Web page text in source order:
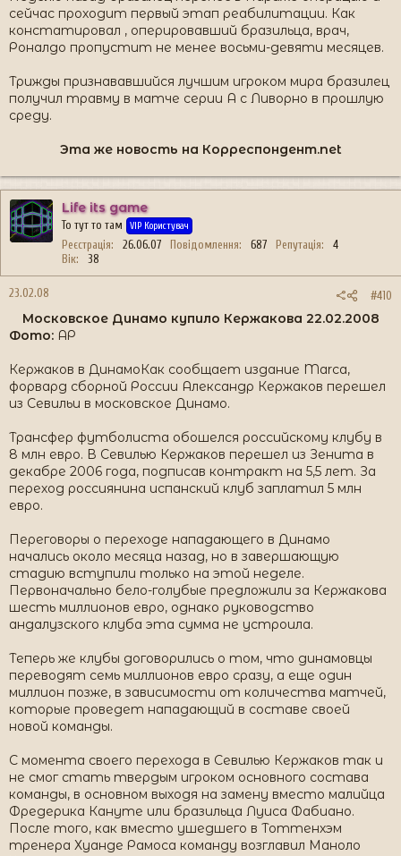
сейчас проходит первый этап реабилитации. Как
констатировал , оперировавший бразильца, врач,
Роналдо пропустит не менее восьми-девяти месяцев.
Трижды признававшийся лучшим игроком мира бразилец
получил травму в матче серии А с Ливорно в прошлую
среду.
Эта же новость на Корреспондент.net​
Life its game
То тут то там VIP Користувач
Реєстрація 26.06.07 Повідомлення 687 Репутація
4
Вік
38
23.02.08 #410
Московское Динамо купило Кержакова 22.02.2008
Фото: АР
Кержаков в ДинамоКак сообщает издание Marca,
форвард сборной России Александр Кержаков перешел
из Севильи в московское Динамо.
Трансфер футболиста обошелся российскому клубу в
8 млн евро. В Севилью Кержаков перешел из Зенита в
декабре 2006 года, подписав контракт на 5,5 лет. За
переход россиянина испанский клуб заплатил 5 млн
евро.
Переговоры о переходе нападающего в Динамо
начались около месяца назад, но в завершающую
стадию вступили только на этой неделе.
Первоначально бело-голубые предложили за Кержакова
шесть миллионов евро, однако руководство
андалузского клуба эта сумма не устроила.
Теперь же клубы договорились о том, что динамовцы
переводят семь миллионов евро сразу, а еще один
миллион позже, в зависимости от количества матчей,
которые проведет нападающий в составе своей
новой команды.
С момента своего перехода в Севилью Кержаков так и
не смог стать твердым игроком основного состава
команды, в основном выходя на замену вместо малийца
Фредерика Кануте или бразильца Луиса Фабиано.
После того, как вместо ушедшего в Тоттенхэм
тренера Хуанде Рамоса команду возглавил Маноло